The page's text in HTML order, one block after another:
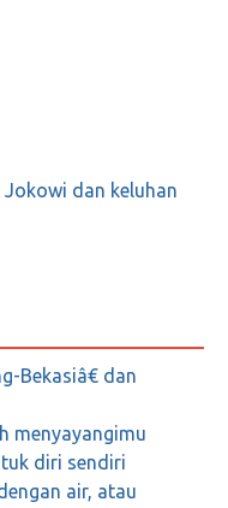
Bukan Karena
Sunnah, Tapi
Mereka
dan keluhan
Bekasiâ€ dan
menyayangimu
diri sendiri
air, atau